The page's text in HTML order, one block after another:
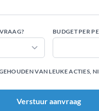
BUDGET PER
VAN LEUKE ACTIES,
Verstuur aanvraag